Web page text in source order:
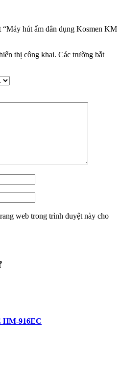
hút ẩm dân dụng Kosmen KM
thị công khai. Các trường bắt
web trong trình duyệt này cho
HM-916EC